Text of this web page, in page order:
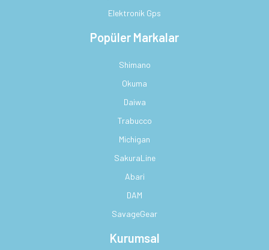
Elektronik Gps
Popüler Markalar
Shimano
Okuma
Daiwa
Trabucco
Michigan
SakuraLine
Abari
DAM
SavageGear
Kurumsal